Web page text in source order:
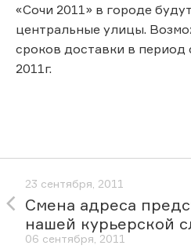
«Сочи 2011» в городе
центральные улицы.
сроков доставки в период
2011г.
23 сентября, 2011
Cмена адреса
нашей курьерской
06 сентября, 2011